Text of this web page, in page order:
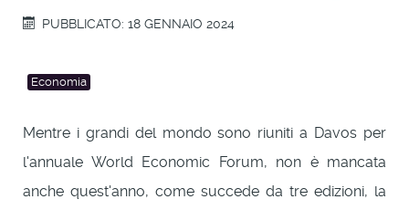
PUBBLICATO: 18 GENNAIO 2024
Economia
Mentre i grandi del mondo sono riuniti a Davos per
l'annuale World Economic Forum, non è mancata
anche quest'anno, come succede da tre edizioni, la